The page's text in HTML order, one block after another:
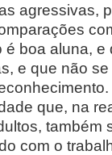
agressivas,
boa aluna, e
e que não
que, na
também
com o